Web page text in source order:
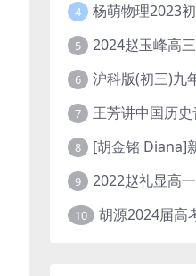
4
5
6
7
8
9
10